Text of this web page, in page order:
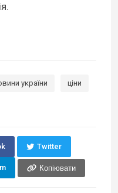
україни ціни
Twitter
Копіювати